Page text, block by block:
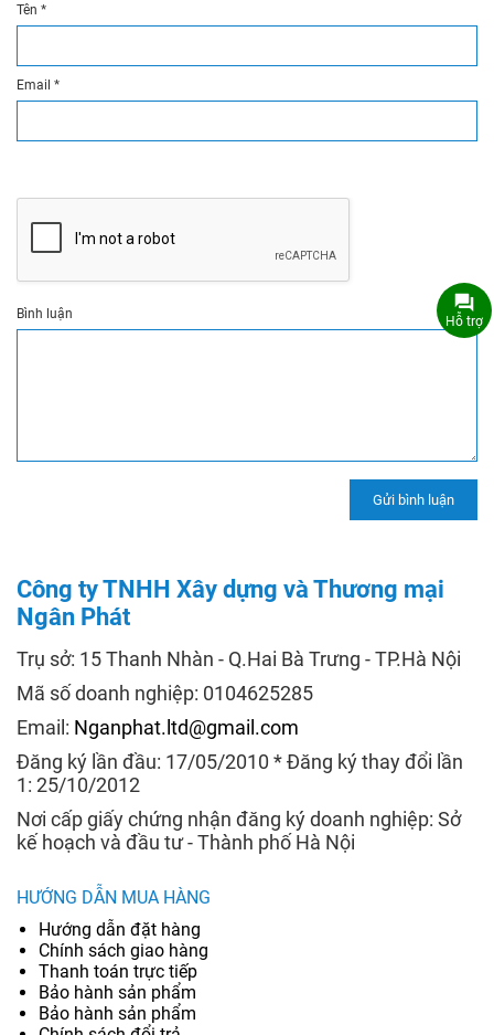
Tên *
Email *
Bình luận
Công ty TNHH Xây dựng và Thương mại
Ngân Phát
Trụ sở: 15 Thanh Nhàn - Q.Hai Bà Trưng - TP.Hà Nội
Mã số doanh nghiệp: 0104625285
Email: Nganphat.ltd@gmail.com
Đăng ký lần đầu: 17/05/2010 * Đăng ký thay đổi lần
1: 25/10/2012
Nơi cấp giấy chứng nhận đăng ký doanh nghiệp: Sở
kế hoạch và đầu tư - Thành phố Hà Nội
HƯỚNG DẪN MUA HÀNG
Hướng dẫn đặt hàng
Chính sách giao hàng
Thanh toán trực tiếp
Bảo hành sản phẩm
Bảo hành sản phẩm
Hỗ trợ